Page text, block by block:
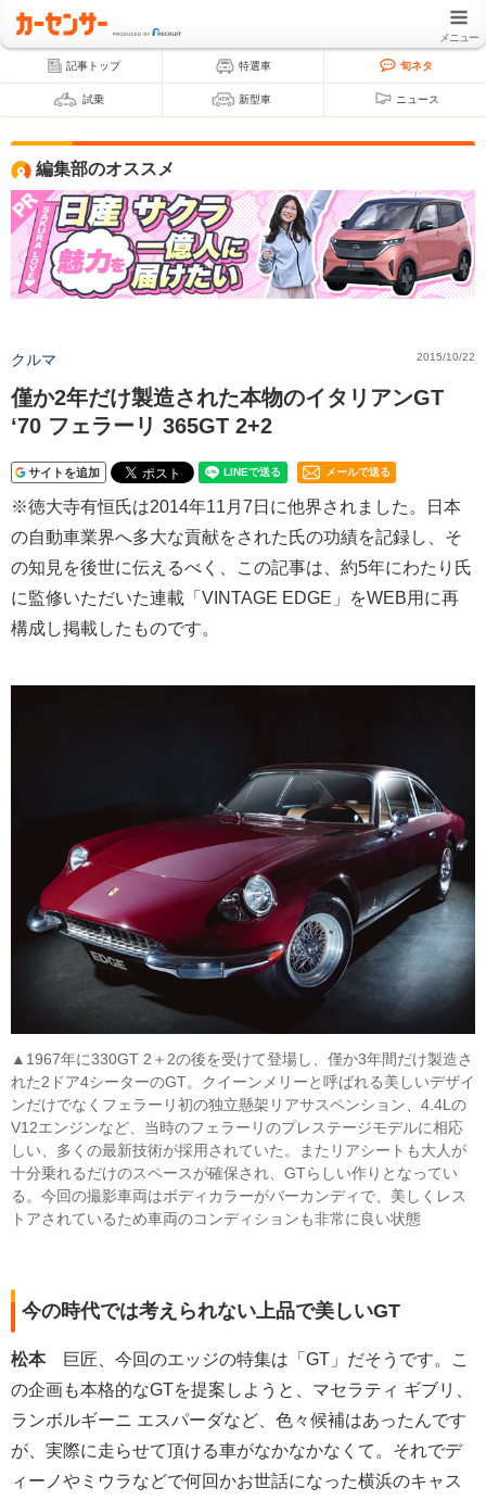
メニュー
記事トップ 特選車 旬ネタ
試乗 新型車 ニュース
編集部のオススメ
クルマ 2015/10/22
僅か2年だけ製造された本物のイタリアンGT
‘70 フェラーリ 365GT 2+2
サイトを追加 メールで送る
※徳大寺有恒氏は2014年11月7日に他界されました。日本
の自動車業界へ多大な貢献をされた氏の功績を記録し、そ
の知見を後世に伝えるべく、この記事は、約5年にわたり氏
に監修いただいた連載「VINTAGE EDGE」をWEB用に再
構成し掲載したものです。
▲ 1967年に330GT 2＋2の後を受けて登場し、僅か3年間だけ製造さ
れた2ドア4シーターのGT。クイーンメリーと呼ばれる美しいデザイ
ンだけでなくフェラーリ初の独立懸架リアサスペンション、4.4Lの
V12エンジンなど、当時のフェラーリのプレステージモデルに相応
しい、多くの最新技術が採用されていた。またリアシートも大人が
十分乗れるだけのスペースが確保され、GTらしい作りとなってい
る。今回の撮影車両はボディカラーがバーカンディで、美しくレス
トアされているため車両のコンディションも非常に良い状態
今の時代では考えられない上品で美しいGT
松本巨匠、今回のエッジの特集は「GT」だそうです。こ
の企画も本格的なGTを提案しようと、マセラティ ギブリ、
ランボルギーニ エスパーダなど、色々候補はあったんです
が、実際に走らせて頂ける車がなかなかなくて。それでデ
ィーノやミウラなどで何回かお世話になった横浜のキャス